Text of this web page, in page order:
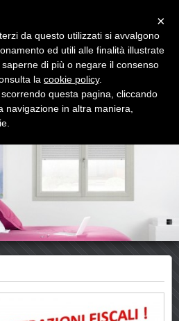
×
da questo utilizzati si avvalgono
ed utili alle finalità illustrate
di più o negare il consenso
la cookie policy.
questa pagina, cliccando
in altra maniera,